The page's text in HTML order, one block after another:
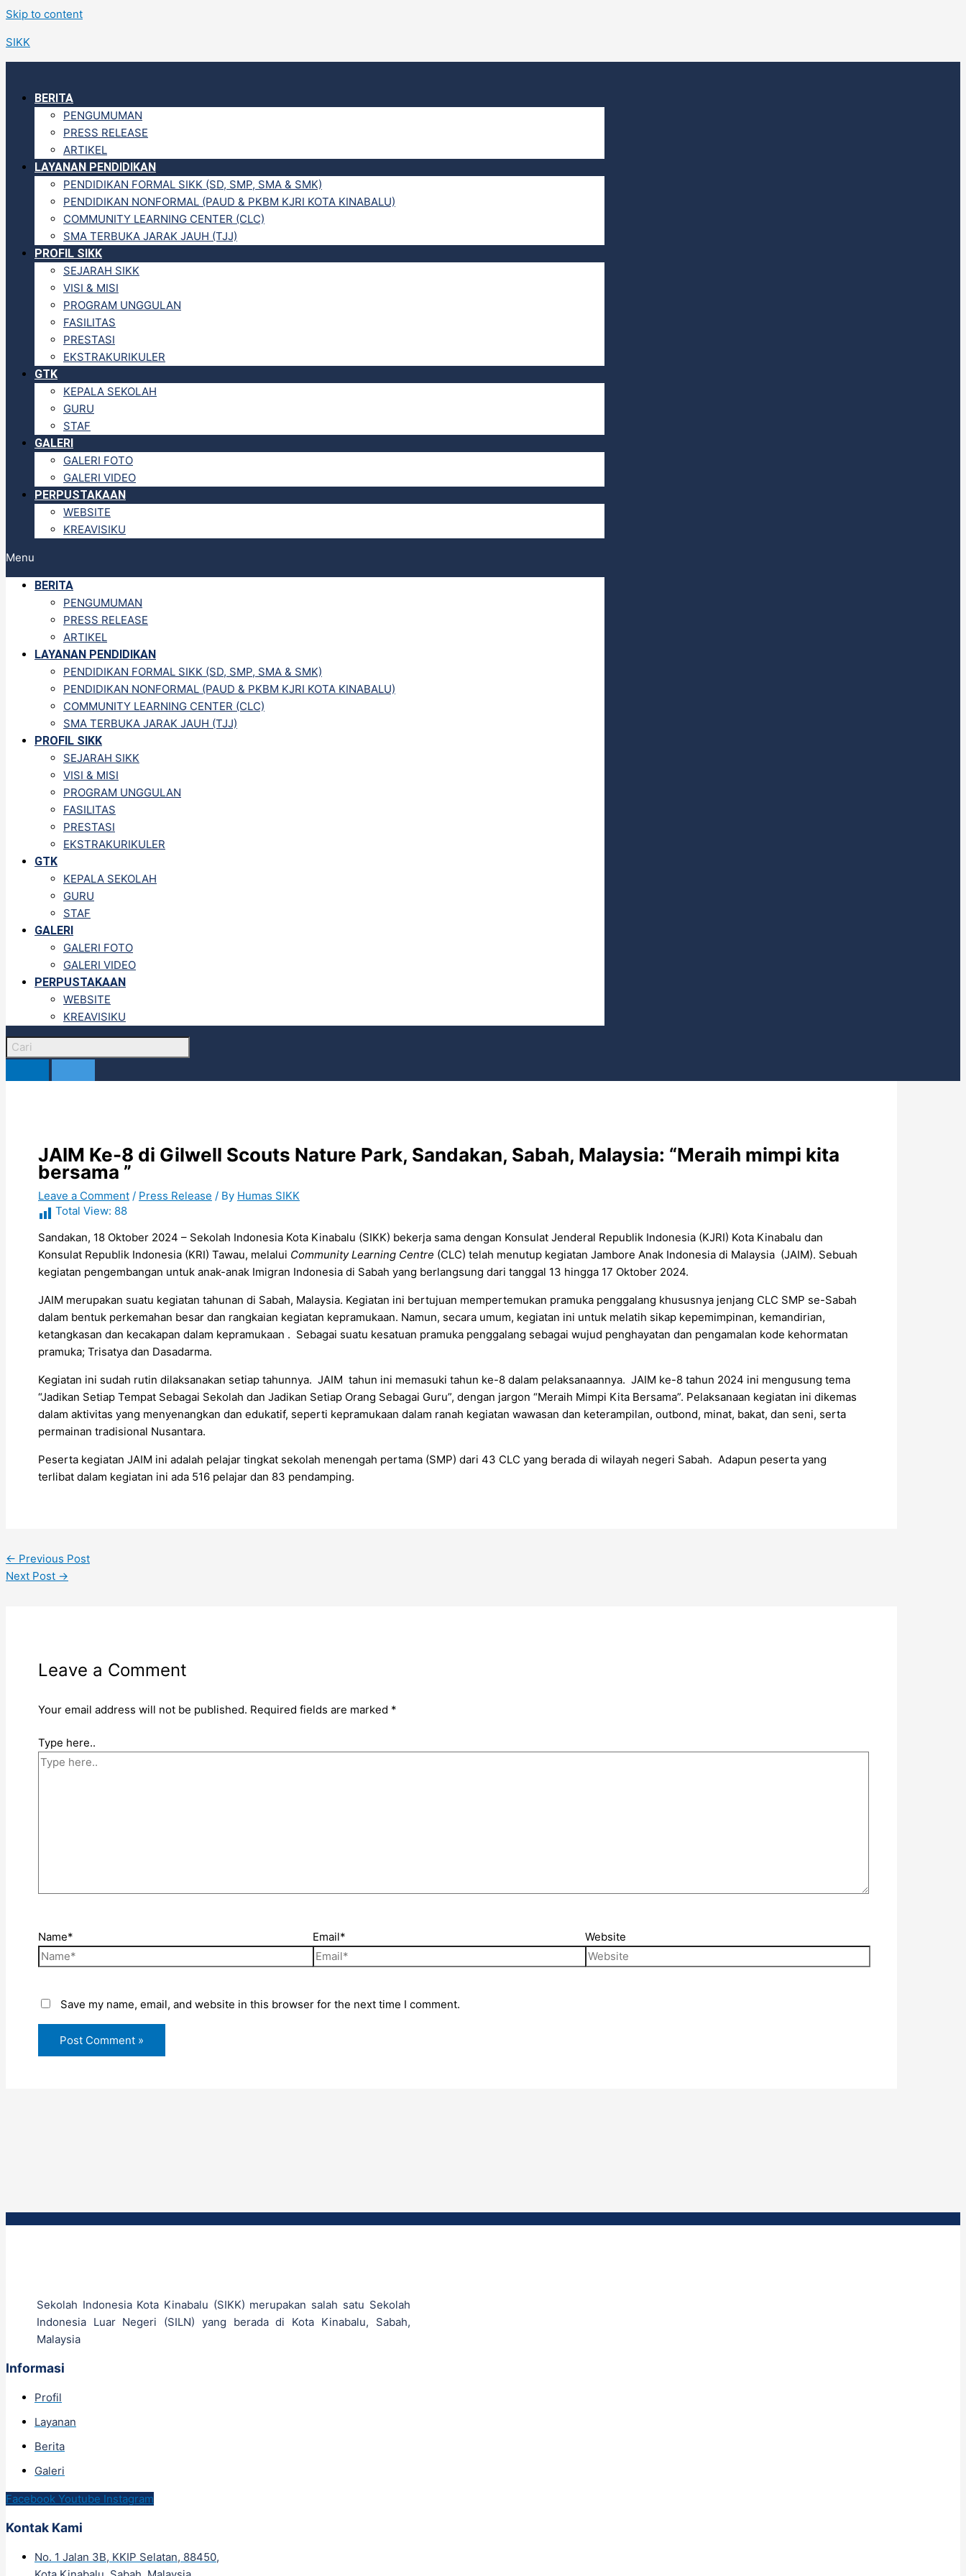
Skip to content
SIKK
BERITA
PENGUMUMAN
PRESS RELEASE
ARTIKEL
LAYANAN PENDIDIKAN
PENDIDIKAN FORMAL SIKK (SD, SMP, SMA & SMK)
PENDIDIKAN NONFORMAL (PAUD & PKBM KJRI KOTA KINABALU)
COMMUNITY LEARNING CENTER (CLC)
SMA TERBUKA JARAK JAUH (TJJ)
PROFIL SIKK
SEJARAH SIKK
VISI & MISI
PROGRAM UNGGULAN
FASILITAS
PRESTASI
EKSTRAKURIKULER
GTK
KEPALA SEKOLAH
GURU
STAF
GALERI
GALERI FOTO
GALERI VIDEO
PERPUSTAKAAN
WEBSITE
KREAVISIKU
Menu
BERITA
PENGUMUMAN
PRESS RELEASE
ARTIKEL
LAYANAN PENDIDIKAN
PENDIDIKAN FORMAL SIKK (SD, SMP, SMA & SMK)
PENDIDIKAN NONFORMAL (PAUD & PKBM KJRI KOTA KINABALU)
COMMUNITY LEARNING CENTER (CLC)
SMA TERBUKA JARAK JAUH (TJJ)
PROFIL SIKK
SEJARAH SIKK
VISI & MISI
PROGRAM UNGGULAN
FASILITAS
PRESTASI
EKSTRAKURIKULER
GTK
KEPALA SEKOLAH
GURU
STAF
GALERI
GALERI FOTO
GALERI VIDEO
PERPUSTAKAAN
WEBSITE
KREAVISIKU
JAIM Ke-8 di Gilwell Scouts Nature Park, Sandakan, Sabah, Malaysia: “Meraih mimpi kita
bersama ”
Leave a Comment / Press Release / By Humas SIKK
Total View: 88
Sandakan, 18 Oktober 2024 – Sekolah Indonesia Kota Kinabalu (SIKK) bekerja sama dengan Konsulat Jenderal Republik Indonesia (KJRI) Kota Kinabalu dan
Konsulat Republik Indonesia (KRI) Tawau, melalui Community Learning Centre (CLC) telah menutup kegiatan Jambore Anak Indonesia di Malaysia (JAIM). Sebuah
kegiatan pengembangan untuk anak-anak Imigran Indonesia di Sabah yang berlangsung dari tanggal 13 hingga 17 Oktober 2024.
JAIM merupakan suatu kegiatan tahunan di Sabah, Malaysia. Kegiatan ini bertujuan mempertemukan pramuka penggalang khususnya jenjang CLC SMP se-Sabah
dalam bentuk perkemahan besar dan rangkaian kegiatan kepramukaan. Namun, secara umum, kegiatan ini untuk melatih sikap kepemimpinan, kemandirian,
ketangkasan dan kecakapan dalam kepramukaan . Sebagai suatu kesatuan pramuka penggalang sebagai wujud penghayatan dan pengamalan kode kehormatan
pramuka; Trisatya dan Dasadarma.
Kegiatan ini sudah rutin dilaksanakan setiap tahunnya. JAIM tahun ini memasuki tahun ke-8 dalam pelaksanaannya. JAIM ke-8 tahun 2024 ini mengusung tema
“Jadikan Setiap Tempat Sebagai Sekolah dan Jadikan Setiap Orang Sebagai Guru”, dengan jargon “Meraih Mimpi Kita Bersama”. Pelaksanaan kegiatan ini dikemas
dalam aktivitas yang menyenangkan dan edukatif, seperti kepramukaan dalam ranah kegiatan wawasan dan keterampilan, outbond, minat, bakat, dan seni, serta
permainan tradisional Nusantara.
Peserta kegiatan JAIM ini adalah pelajar tingkat sekolah menengah pertama (SMP) dari 43 CLC yang berada di wilayah negeri Sabah. Adapun peserta yang
terlibat dalam kegiatan ini ada 516 pelajar dan 83 pendamping.
← Previous Post
Next Post →
Leave a Comment
Your email address will not be published. Required fields are marked *
Type here..
Name* Email* Website
Save my name, email, and website in this browser for the next time I comment.
Sekolah Indonesia Kota Kinabalu (SIKK) merupakan salah satu Sekolah
Indonesia Luar Negeri (SILN) yang berada di Kota Kinabalu, Sabah,
Malaysia
Informasi
Profil
Layanan
Berita
Galeri
Facebook Youtube Instagram
Kontak Kami
No. 1 Jalan 3B, KKIP Selatan, 88450,